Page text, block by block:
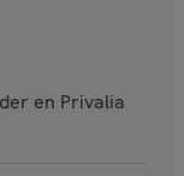
en Privalia